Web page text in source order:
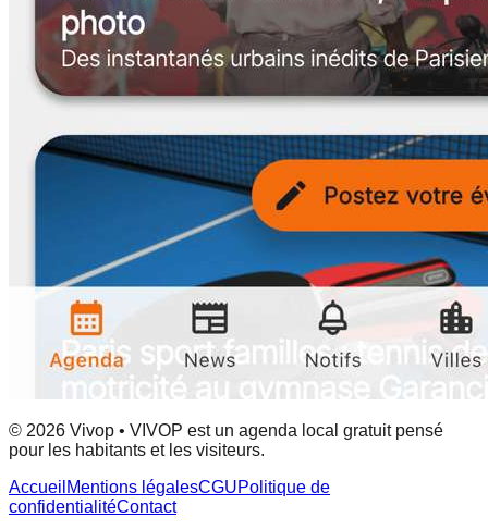
© 2026 Vivop • VIVOP est un agenda local gratuit pensé
pour les habitants et les visiteurs.
Accueil Mentions légalesCGUPolitique de
confidentialitéContact